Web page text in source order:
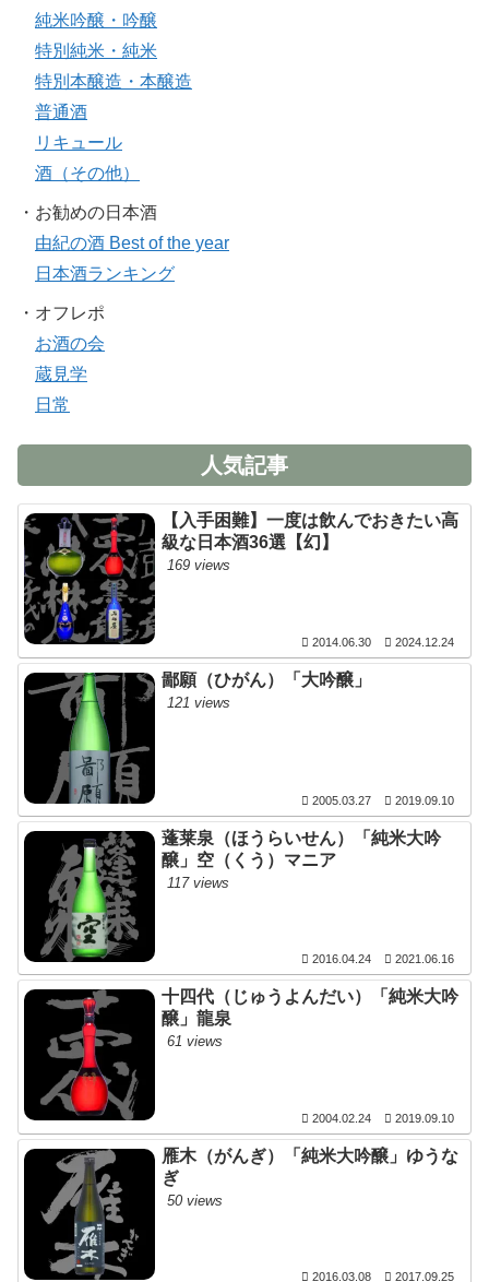
純米吟醸・吟醸
特別純米・純米
特別本醸造・本醸造
普通酒
リキュール
酒（その他）
・お勧めの日本酒
由紀の酒 Best of the year
日本酒ランキング
・オフレポ
お酒の会
蔵見学
日常
人気記事
【入手困難】一度は飲んでおきたい高
級な日本酒36選【幻】
169 views
2014.06.30 2024.12.24
鄙願（ひがん）「大吟醸」
121 views
2005.03.27 2019.09.10
蓬莱泉（ほうらいせん）「純米大吟
醸」空（くう）マニア
117 views
2016.04.24 2021.06.16
十四代（じゅうよんだい）「純米大吟
醸」龍泉
61 views
2004.02.24 2019.09.10
雁木（がんぎ）「純米大吟醸」ゆうな
ぎ
50 views
2016.03.08 2017.09.25